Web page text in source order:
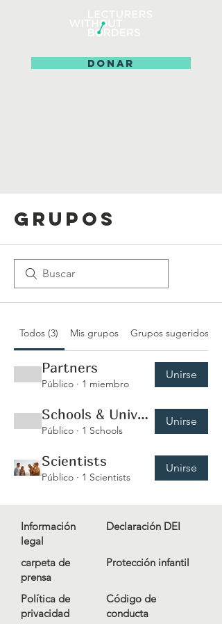
DONAR
Grupos
Todos (3) Mis grupos Grupos sugeridos
Partners
Público · 1 miembro
Unirse
Schools & Universities
Público · 1 Schools
Unirse
Scientists
Público · 1 Scientists
Unirse
Información
legal
carpeta de
prensa
Política de
privacidad
Declaración DEI
Protección infantil
Código de
conducta